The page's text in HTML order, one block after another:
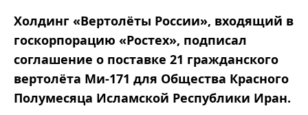
Холдинг «Вертолёты России», входящий в
госкорпорацию «Ростех», подписал
соглашение о поставке 21 гражданского
вертолёта Ми‑171 для Общества Красного
Полумесяца Исламской Республики Иран.